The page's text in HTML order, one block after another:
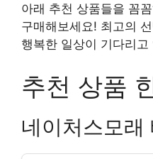
아래 추천 상품들을 꼼
구매해보세요! 최고의
행복한 일상이 기다리고
추천 상품
네이처스모래